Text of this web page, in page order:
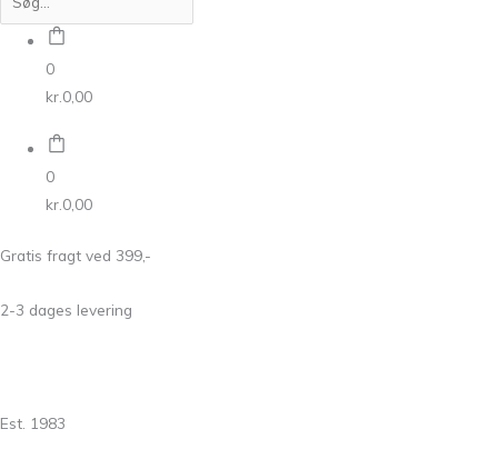
0
kr. 0,00
0
kr. 0,00
Gratis fragt ved 399,-
2-3 dages levering
Est. 1983